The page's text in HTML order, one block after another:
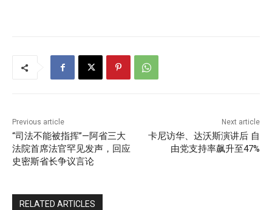
Previous article
“司法不能被指挥”—阿省三大
法院首席法官罕见发声，回应
史密斯省长争议言论
Next article
卡尼访华、达沃斯演讲后 自
由党支持率飙升至47%
RELATED ARTICLES